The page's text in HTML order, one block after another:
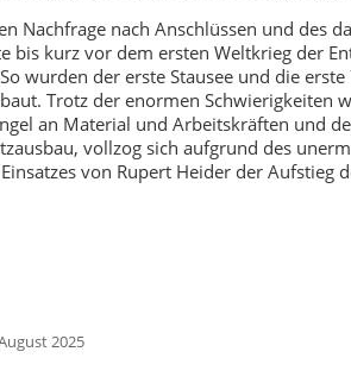
Nachfrage nach Anschlüssen und des
bis kurz vor dem ersten Weltkrieg der
wurden der erste Stausee und die
Trotz der enormen Schwierigkeiten
an Material und Arbeitskräften und
vollzog sich aufgrund des
von Rupert Heider der Aufstieg
2025